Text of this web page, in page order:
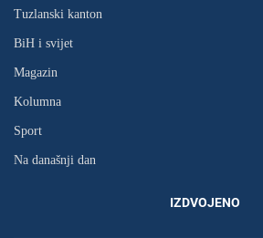
Tuzlanski kanton
BiH i svijet
Magazin
Kolumna
Sport
Na današnji dan
IZDVOJENO